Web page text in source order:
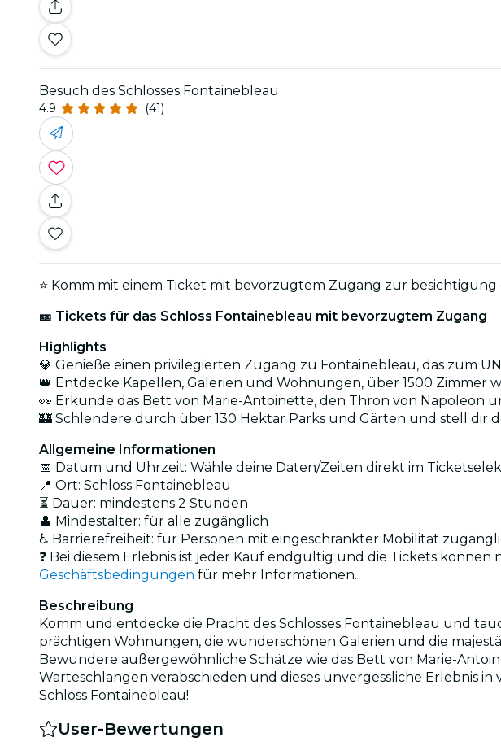
Besuch des Schlosses Fontainebleau
4.9 (41)
⭐ Komm mit einem Ticket mit bevorzugtem Zugang zur besichtigung
🎫 Tickets für das Schloss Fontainebleau mit bevorzugtem Zugang
Highlights
💎 Genieße einen privilegierten Zugang zu Fontainebleau, das zum
👑 Entdecke Kapellen, Galerien und Wohnungen, über 1500 Zimmer
👀 Erkunde das Bett von Marie-Antoinette, den Thron von Napoleon
🏰 Schlendere durch über 130 Hektar Parks und Gärten und stell dir
Allgemeine Informationen
📅 Datum und Uhrzeit: Wähle deine Daten/Zeiten direkt im
📍 Ort: Schloss Fontainebleau
⏳ Dauer: mindestens 2 Stunden
👤 Mindestalter: für alle zugänglich
♿ Barrierefreiheit: für Personen mit eingeschränkter Mobilität
❓ Bei diesem Erlebnis ist jeder Kauf endgültig und die Tickets
Geschäftsbedingungen für mehr Informationen.
Beschreibung
Komm und entdecke die Pracht des Schlosses Fontainebleau und
prächtigen Wohnungen, die wunderschönen Galerien und die
Bewundere außergewöhnliche Schätze wie das Bett von Marie-
Warteschlangen verabschieden und dieses unvergessliche Erlebnis
Schloss Fontainebleau!
User-Bewertungen